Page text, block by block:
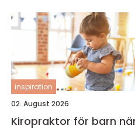
inspiration
02. August 2026
Kiropraktor för barn när